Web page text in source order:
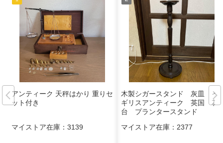
アンティーク 天秤はかり 重りセ
ット付き
マイストア在庫： 3139
木製シガースタンド 灰皿 イ
ギリスアンティーク 英国 花
台 プランタースタンド
マイストア在庫： 2377